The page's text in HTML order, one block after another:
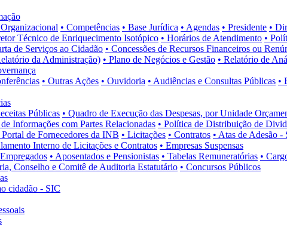
• Competências • Base Jurídica • Agendas • Presidente •
Técnico de Enriquecimento Isotópico • Horários de Atendimento •
de Serviços ao Cidadão • Concessões de Recursos Financeiros ou
da Administração) • Plano de Negócios e Gestão • Relatório de
• Outras Ações • Ouvidoria • Audiências e Consultas Públicas •
Públicas • Quadro de Execução das Despesas, por Unidade
Informações com Partes Relacionadas • Política de Distribuição de
Portal de Fornecedores da INB • Licitações • Contratos • Atas de Adesão -
Interno de Licitações e Contratos • Empresas Suspensas
• Aposentados e Pensionistas • Tabelas Remuneratórias •
Conselho e Comitê de Auditoria Estatutário • Concursos Públicos
cidadão - SIC